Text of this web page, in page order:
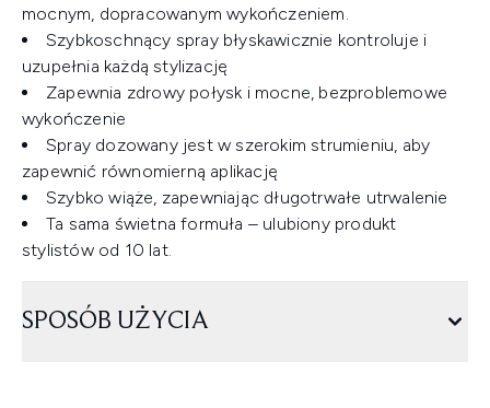
mocnym, dopracowanym wykończeniem.
Szybkoschnący spray błyskawicznie kontroluje i
uzupełnia każdą stylizację
Zapewnia zdrowy połysk i mocne, bezproblemowe
wykończenie
Spray dozowany jest w szerokim strumieniu, aby
zapewnić równomierną aplikację
Szybko wiąże, zapewniając długotrwałe utrwalenie
Ta sama świetna formuła – ulubiony produkt
stylistów od 10 lat.
SPOSÓB UŻYCIA